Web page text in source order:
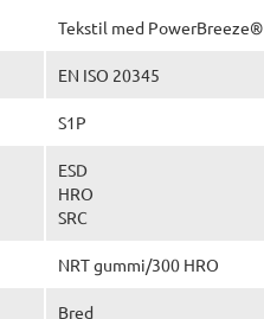
Tekstil med PowerBreeze®
EN ISO 20345
S1P
ESD
HRO
SRC
NRT gummi/300 HRO
Bred